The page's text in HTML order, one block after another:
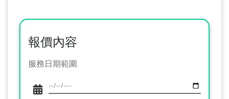
報價內容
服務日期範圍